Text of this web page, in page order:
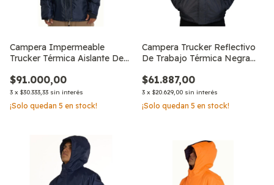
Campera Impermeable
Trucker Térmica Aislante De
$91.000,00
3 x $30.333,33 sin interés
¡Solo quedan 5 en stock!
Campera Trucker Reflectivo
De Trabajo Térmica Negra
$61.887,00
3 x $20.629,00 sin interés
¡Solo quedan 5 en stock!